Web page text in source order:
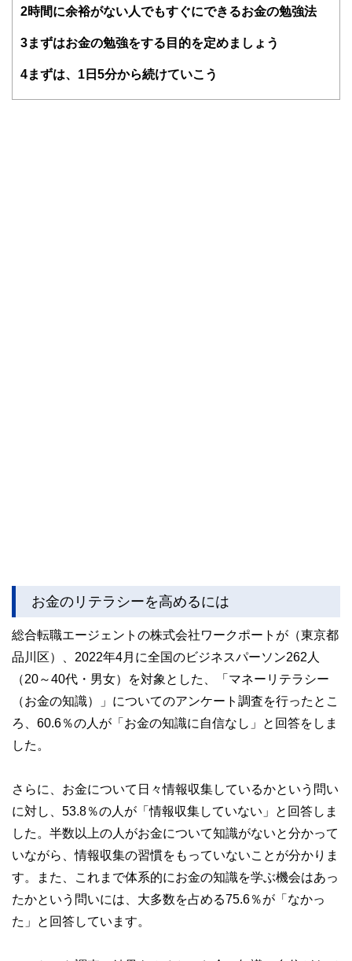
得者を中心に「お金や暮らし」に関する書籍・雑誌の編集経
験者で構成され、企画立案から記事掲載まですべての工程に
関わることで、読者目線のコンテンツを追求しています。
護士、税理士、宅地建物取引士、相続診断士、住宅ローンア
2時間に余裕がない人でもすぐにできるお金の勉強法
3まずはお金の勉強をする目的を定めましょう
4まずは、1日5分から続けていこう
お金のリテラシーを高めるには
総合転職エージェントの株式会社ワークポートが（東京都
品川区）、2022年4月に全国のビジネスパーソン262人
（20～40代・男女）を対象とした、「マネーリテラシー
（お金の知識）」についてのアンケート調査を行ったとこ
ろ、60.6％の人が「お金の知識に自信なし」と回答をしま
した。
さらに、お金について日々情報収集しているかという問い
に対し、53.8％の人が「情報収集していない」と回答しま
した。半数以上の人がお金について知識がないと分かって
いながら、情報収集の習慣をもっていないことが分かりま
す。また、これまで体系的にお金の知識を学ぶ機会はあっ
たかという問いには、大多数を占める75.6％が「なかっ
た」と回答しています。